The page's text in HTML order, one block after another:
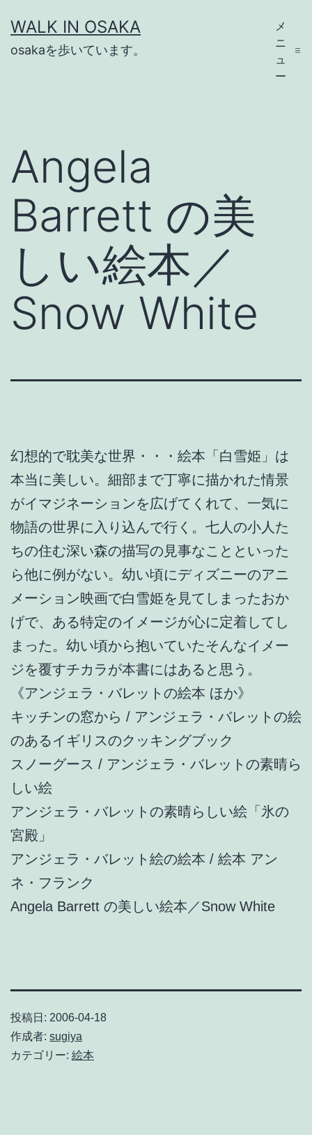
ン
テ
キ
WALK IN OSAKA
osakaを歩いています。
メ
ニ
ュ
ー
Angela
Barrett の美
しい絵本／
Snow White
幻想的で耽美な世界・・・絵本「白雪姫」は
本当に美しい。細部まで丁寧に描かれた情景
がイマジネーションを広げてくれて、一気に
物語の世界に入り込んで行く。七人の小人た
ちの住む深い森の描写の見事なことといった
ら他に例がない。幼い頃にディズニーのアニ
メーション映画で白雪姫を見てしまったおか
げで、ある特定のイメージが心に定着してし
まった。幼い頃から抱いていたそんなイメー
ジを覆すチカラが本書にはあると思う。
《アンジェラ・バレットの絵本 ほか》
キッチンの窓から / アンジェラ・バレットの絵
のあるイギリスのクッキングブック
スノーグース / アンジェラ・バレットの素晴ら
しい絵
アンジェラ・バレットの素晴らしい絵「氷の
宮殿」
アンジェラ・バレット絵の絵本 / 絵本 アン
ネ・フランク
Angela Barrett の美しい絵本／Snow White
投稿日: 2006-04-18
作成者: sugiya
カテゴリー: 絵本